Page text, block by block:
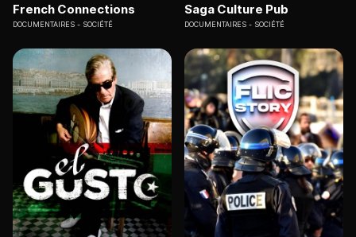
French Connections
DOCUMENTAIRES SOCIÉTÉ
Saga Culture Pub
DOCUMENTAIRES SOCIÉTÉ